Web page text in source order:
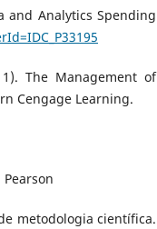
and Analytics Spending
The Management of
Cengage Learning.
metodologia científica.